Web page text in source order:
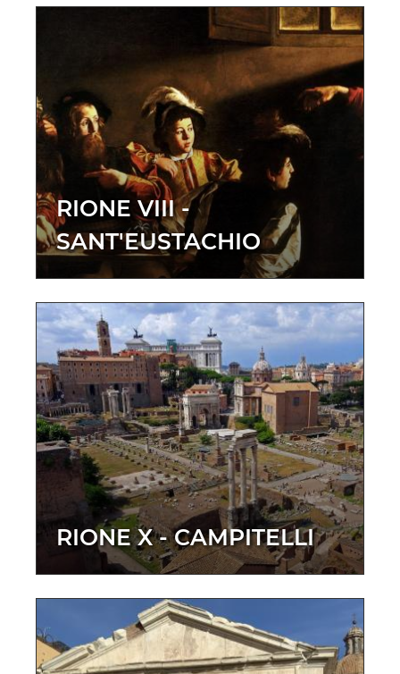
RIONE VIII -
SANT'EUSTACHIO
RIONE X - CAMPITELLI